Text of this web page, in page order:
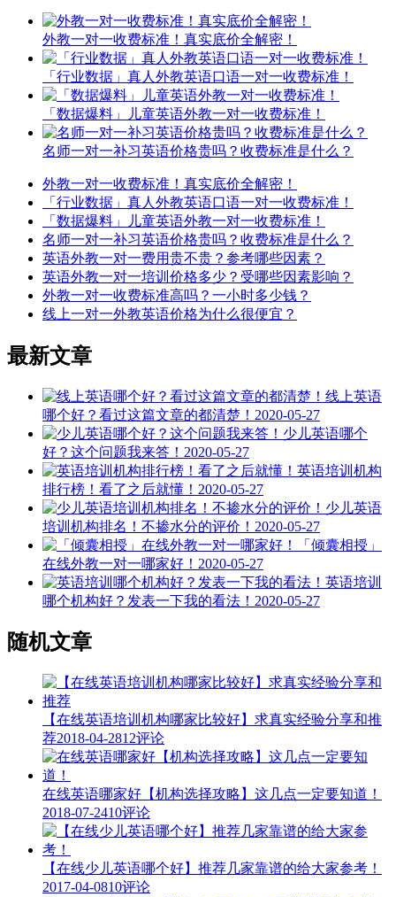
外教一对一收费标准！真实底价全解密！
「行业数据」真人外教英语口语一对一收费标准！
「数据爆料」儿童英语外教一对一收费标准！
名师一对一补习英语价格贵吗？收费标准是什么？
外教一对一收费标准！真实底价全解密！
「行业数据」真人外教英语口语一对一收费标准！
「数据爆料」儿童英语外教一对一收费标准！
名师一对一补习英语价格贵吗？收费标准是什么？
英语外教一对一费用贵不贵？参考哪些因素？
英语外教一对一培训价格多少？受哪些因素影响？
外教一对一收费标准高吗？一小时多少钱？
线上一对一外教英语价格为什么很便宜？
最新文章
线上英语
哪个好？看过这篇文章的都清楚！ 2020-05-27
少儿英语哪个
好？这个问题我来答！ 2020-05-27
英语培训机构
排行榜！看了之后就懂！ 2020-05-27
少儿英语
培训机构排名！不掺水分的评价！ 2020-05-27
「倾囊相授」
在线外教一对一哪家好！ 2020-05-27
英语培训
哪个机构好？发表一下我的看法！ 2020-05-27
随机文章
【在线英语培训机构哪家比较好】求真实经验分享和推
荐2018-04-2812评论
在线英语哪家好【机构选择攻略】这几点一定要知道！
2018-07-2410评论
【在线少儿英语哪个好】推荐几家靠谱的给大家参考！
2017-04-0810评论